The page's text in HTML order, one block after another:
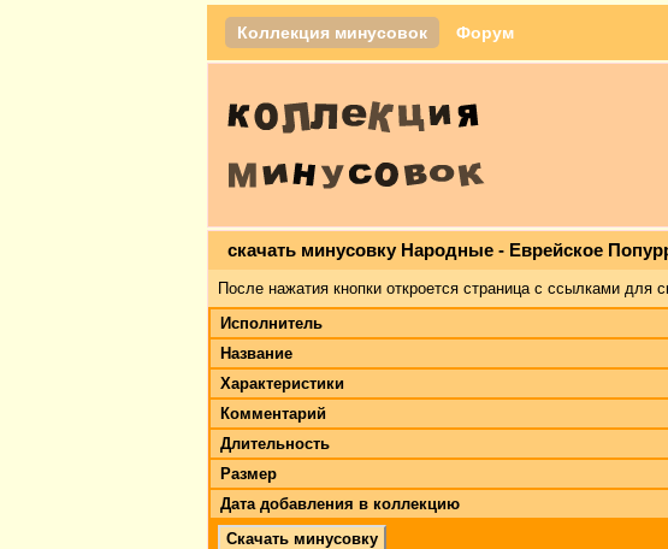
Коллекция минусовок Форум
скачать минусовку Народные - Еврейское
После нажатия кнопки откроется страница с ссылками для
Исполнитель
Название
Характеристики
Комментарий
Длительность
Размер
Дата добавления в коллекцию
Скачать минусовку